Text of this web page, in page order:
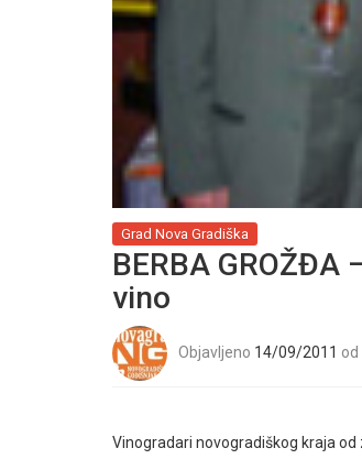
Grad Nova Gradiška
BERBA
vino
Objavljeno 14/09/2011 od
Vinogradari novogradiškog kraja od